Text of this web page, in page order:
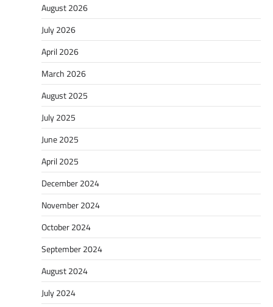
August 2026
July 2026
April 2026
March 2026
August 2025
July 2025
June 2025
April 2025
December 2024
November 2024
October 2024
September 2024
August 2024
July 2024